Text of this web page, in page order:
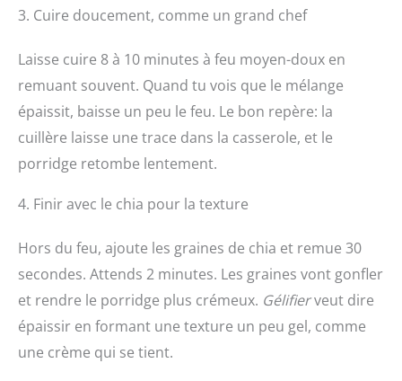
3. Cuire doucement, comme un grand chef
Laisse cuire 8 à 10 minutes à feu moyen-doux en
remuant souvent. Quand tu vois que le mélange
épaissit, baisse un peu le feu. Le bon repère: la
cuillère laisse une trace dans la casserole, et le
porridge retombe lentement.
4. Finir avec le chia pour la texture
Hors du feu, ajoute les graines de chia et remue 30
secondes. Attends 2 minutes. Les graines vont gonfler
et rendre le porridge plus crémeux. Gélifierveut dire
épaissir en formant une texture un peu gel, comme
une crème qui se tient.